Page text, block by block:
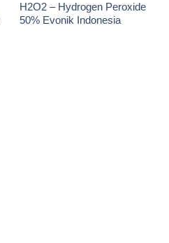
H2O2 – Hydrogen Peroxide
50% Evonik Indonesia